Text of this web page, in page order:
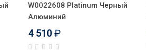
W0022608 Platinum Черный
Алюминий
4 510 ₽